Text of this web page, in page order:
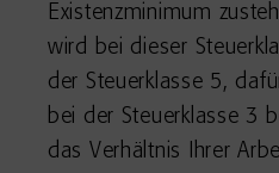
Existenzminimum
wird bei dieser
der Steuerklasse 5,
bei der Steuerklasse 3
das Verhältnis Ihrer